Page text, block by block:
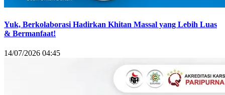
Yuk, Berkolaborasi Hadirkan Khitan Massal yang Lebih Luas
& Bermanfaat!
14/07/2026 04:45